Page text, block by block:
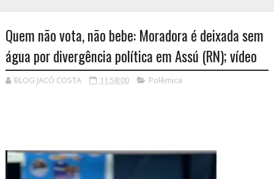
Quem não vota, não bebe: Moradora é deixada sem
água por divergência política em Assú (RN); vídeo
BLOG JACÓ COSTA 11:58:00 Polêmica